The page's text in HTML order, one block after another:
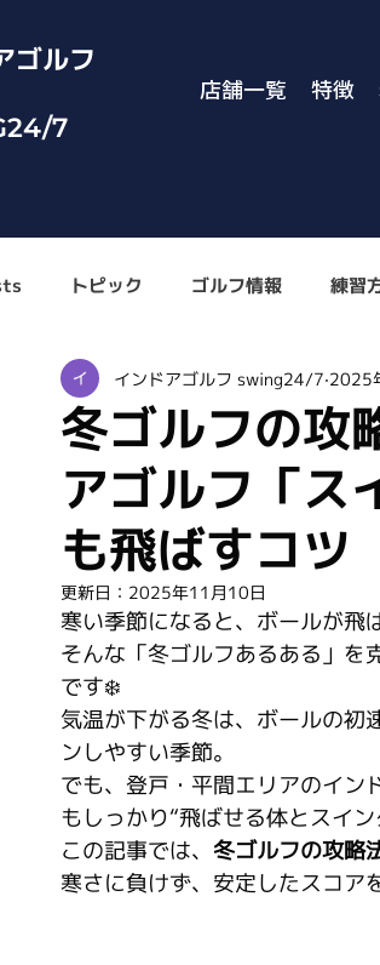
ゴルフ
7
店舗一覧 特徴
トピック ゴルフ情報 練習
冬ゴルフの攻
アゴルフ「
も飛ばすコツ
インドアゴルフ swing24/7 2025
更新日： 2025年11月10日
寒い季節になると、ボールが
そんな「冬ゴルフあるある」を
です❄️
気温が下がる冬は、ボールの初
ンしやすい季節。
でも、登戸・平間エリアのイン
もしっかり“飛ばせる体とスイ
この記事では、 冬ゴルフの攻略
寒さに負けず、安定したスコア